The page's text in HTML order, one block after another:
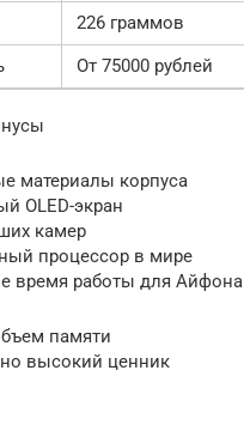
226 граммов
От 75000 рублей
материалы корпуса
OLED-экран
камер
процессор в мире
время работы для Айфона
памяти
высокий ценник